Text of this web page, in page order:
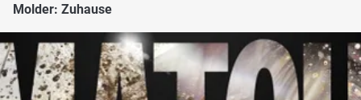
Molder: Zuhause